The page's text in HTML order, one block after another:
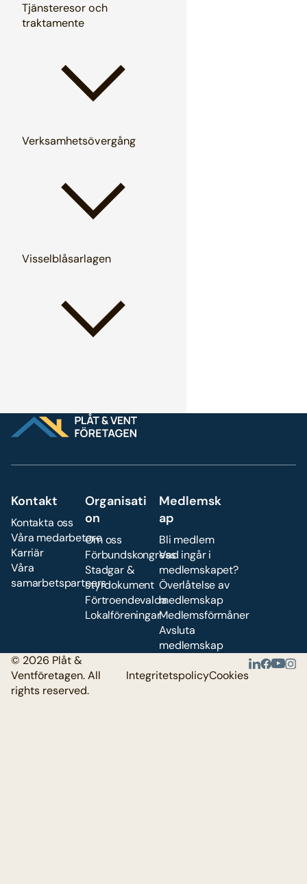
Tjänsteresor och
traktamente
Verksamhetsövergång
Visselblåsarlagen
Kontakt
Kontakta oss
Våra medarbetare
Karriär
Våra
samarbetspartners
Organisati
on
Om oss
Förbundskongress
Stadgar &
styrdokument
Förtroendevalda
Lokalföreningar
Medlemsk
ap
Bli medlem
Vad ingår i
medlemskapet?
Överlåtelse av
medlemskap
Medlemsförmåner
Avsluta
medlemskap
© 2026 Plåt &
Ventföretagen. All
rights reserved.
IntegritetspolicyCookies